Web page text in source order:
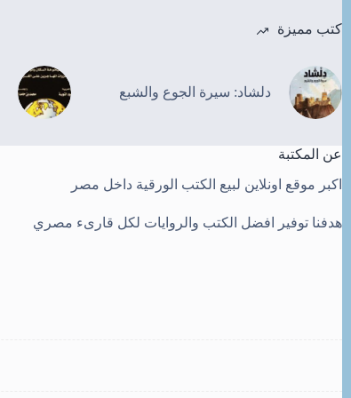
كتب مميزة
دلشاد: سيرة الجوع والشبع
عن المكتبة
اكبر موقع اونلاين لبيع الكتب الورقية داخل مصر
هدفنا توفير افضل الكتب والروايات لكل قارىء مصري